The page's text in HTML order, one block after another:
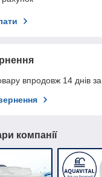
впродовж 14 днів
компанії